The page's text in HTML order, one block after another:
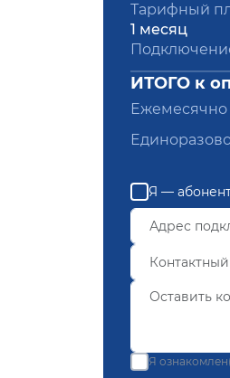
Тарифный
1 месяц
ИТОГО к
Ежемесячно
Я —
Я